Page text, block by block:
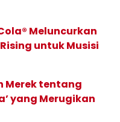
Meluncurkan
untuk Musisi
Merek tentang
yang Merugikan